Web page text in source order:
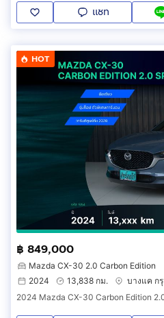
แชท
HOT
฿ 849,000
Mazda CX-30 2.0 Carbon Edition
2024
13,838 กม.
บางแค ก